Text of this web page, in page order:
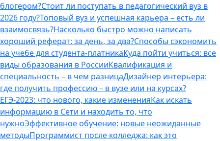
блогером?Стоит ли поступать в педагогический вуз в
2026 году?Топовый вуз и успешная карьера – есть ли
взаимосвязь?Насколько быстро можно написать
хороший реферат: за день, за два?Способы сэкономить
на учебе для студента-платникаКуда пойти учиться: все
виды образования в РоссииКвалификация и
специальность – в чем разницаДизайнер интерьера:
где получить профессию – в вузе или на курсах?
ЕГЭ-2023: что нового, какие измененияКак искать
информацию в Сети и находить то, что
нужноЭффективное обучение: новые неожиданные
методыПрограммист после колледжа: как это